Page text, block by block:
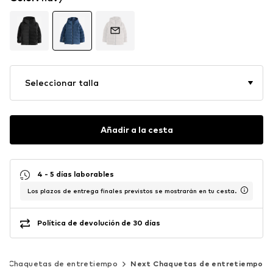
Seleccionar talla
Añadir a la cesta
4 - 5 días laborables
Los plazos de entrega finales previstos se mostrarán en tu cesta.
Política de devolución de 30 días
Chaquetas de entretiempo Next Chaquetas de entretiempo